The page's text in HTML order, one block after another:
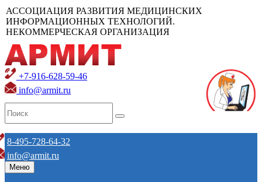
АССОЦИАЦИЯ РАЗВИТИЯ МЕДИЦИНСКИХ
ИНФОРМАЦИОННЫХ ТЕХНОЛОГИЙ.
НЕКОММЕРЧЕСКАЯ ОРГАНИЗАЦИЯ
+7-916-628-59-46
info@armit.ru
8-495-728-64-32
info@armit.ru
Меню